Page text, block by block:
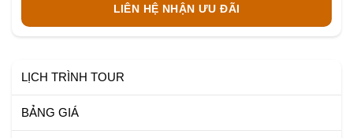
LIÊN HỆ NHẬN ƯU ĐÃI
LỊCH TRÌNH TOUR
BẢNG GIÁ